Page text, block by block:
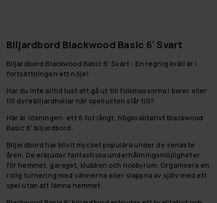
Biljardbord Blackwood Basic 6' Svart
Biljardbord Blackwood Basic 6' Svart - En regnig kväll är i
fortsättningen ett nöje!
Har du inte alltid lust att gå ut till folkmassorna i barer eller
till dyra biljardhallar när spellusten slår till?
Här är lösningen: ett 6 fot långt, högkvalitativt Blackwood
Basic 6' biljardbord.
Biljardbord har blivit mycket populära under de senaste
åren. De erbjuder fantastiska underhållningsmöjligheter
för hemmet, garaget, klubben och hobbyrum. Organisera en
rolig turnering med vännerna eller slappna av själv med ett
spel utan att lämna hemmet.